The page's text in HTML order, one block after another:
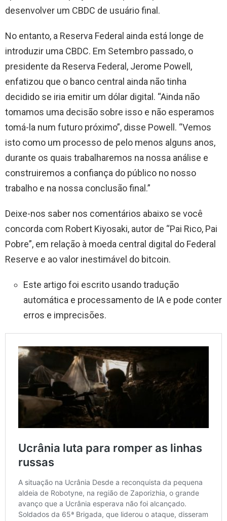
desenvolver um CBDC de usuário final.
No entanto, a Reserva Federal ainda está longe de
introduzir uma CBDC. Em Setembro passado, o
presidente da Reserva Federal, Jerome Powell,
enfatizou que o banco central ainda não tinha
decidido se iria emitir um dólar digital. “Ainda não
tomamos uma decisão sobre isso e não esperamos
tomá-la num futuro próximo”, disse Powell. “Vemos
isto como um processo de pelo menos alguns anos,
durante os quais trabalharemos na nossa análise e
construiremos a confiança do público no nosso
trabalho e na nossa conclusão final.”
Deixe-nos saber nos comentários abaixo se você
concorda com Robert Kiyosaki, autor de “Pai Rico, Pai
Pobre”, em relação à moeda central digital do Federal
Reserve e ao valor inestimável do bitcoin.
Este artigo foi escrito usando tradução
automática e processamento de IA e pode conter
erros e imprecisões.